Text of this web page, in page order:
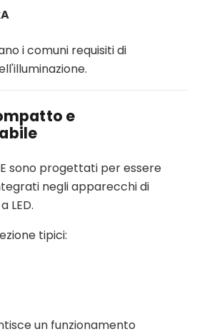
i comuni requisiti di
e
sono progettati per essere
negli apparecchi di
LED.
tipici:
un funzionamento